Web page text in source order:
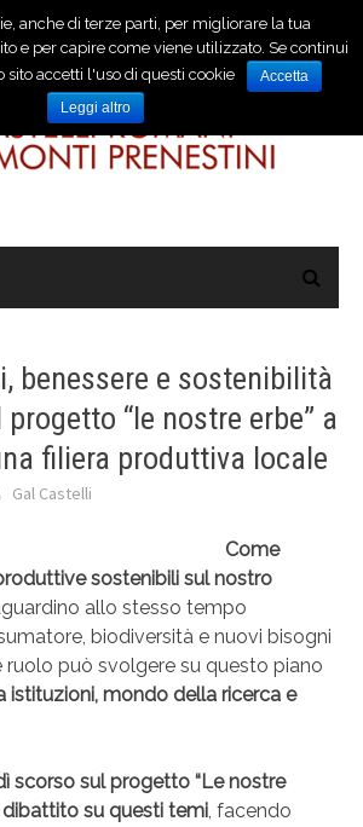
benessere e sostenibilità
“le nostre erbe” a
filiera produttiva locale
Gal Castelli
Come
sostenibili sul nostro
allo stesso tempo
biodiversità e nuovi bisogni
può svolgere su questo piano
istituzioni, mondo della ricerca e
scorso sul progetto “Le nostre
dibattito su questi temi, facendo
anche di terze parti, per migliorare la tua
e per capire come viene utilizzato. Se continui
sito accetti l'uso di questi cookie
Accetta
Leggi altro